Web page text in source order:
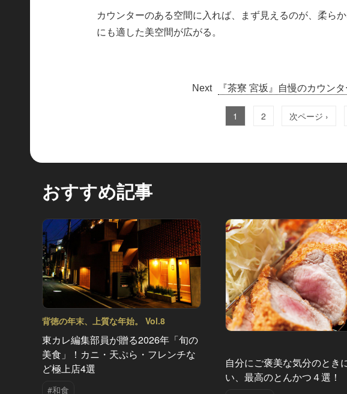
カウンターのある空間に入れば、まず見えるのが、柔ら
にも適した美空間が広がる。
『茶寮 宮坂』自慢のカウン
1 2 次ページ ›
おすすめ記事
背徳の年末、上質な年始。 Vol.8
東カレ編集部員が贈る2026年「旬の
美食」！カニ・天ぷら・フレンチな
ど極上店4選
#和食
自分にご褒美な気分のとき
い、最高のとんかつ４選！